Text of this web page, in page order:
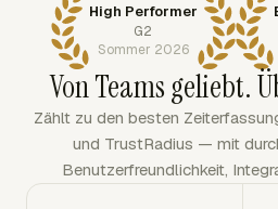
High Performer
G2
Sommer 2026
Von Teams geliebt.
Zählt zu den besten
und TrustRadius — mit
Benutzerfreundlichkeit,